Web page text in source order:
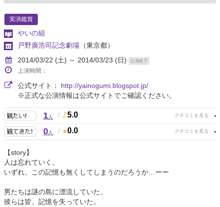
実演鑑賞
やいの組
戸野廣浩司記念劇場 （東京都）
2014/03/22 (土) ～ 2014/03/23 (日)
公演終了
上演時間：
公式サイト： http://yainogumi.blogspot.jp/
※正式な公演情報は公式サイトでご確認ください。
1人 / 5.0
0人 / 0.0
【story】
人は忘れていく。
いずれ、この記憶も無くしてしまうのだろうか…ーー
男たちは謎の島に漂流していた。
彼らは皆、記憶を失っていた。